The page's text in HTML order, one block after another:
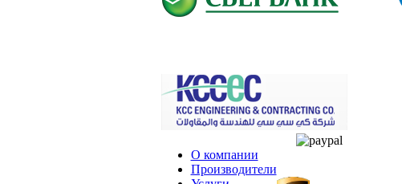
О компании
Производители